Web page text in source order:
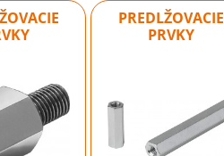
PREDLŽOVACIE
PRVKY